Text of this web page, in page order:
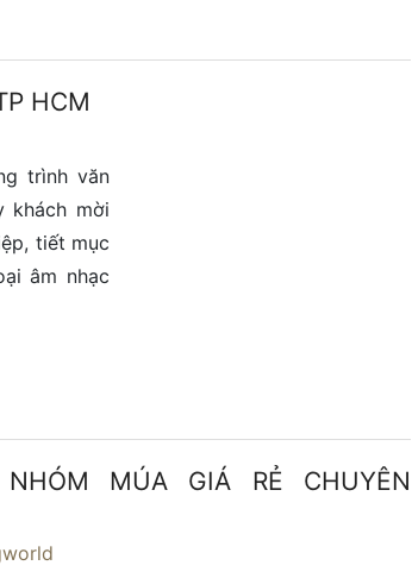
HCM
trình văn
khách mời
tiết mục
âm nhạc
MÚA GIÁ RẺ CHUYÊN